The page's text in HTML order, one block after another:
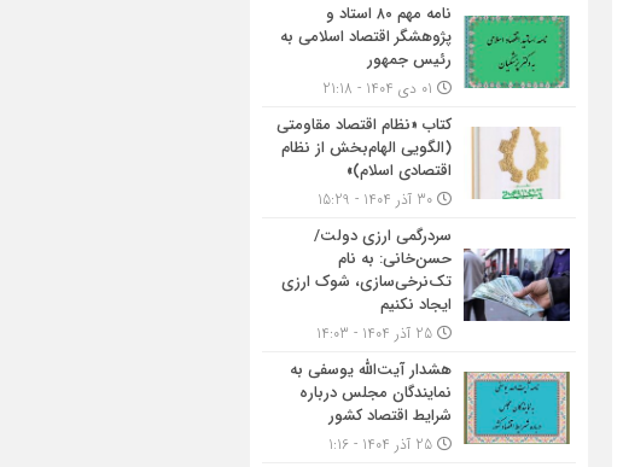
نامه مهم ۸۰ استاد و
پژوهشگر اقتصاد اسلامی به
رئیس جمهور
کتاب «نظام اقتصاد مقاومتی
(الگویی الهام‌بخش از نظام
اقتصادی اسلام)»
سردرگمی ارزی دولت/
حسن‌خانی: به نام
تک‌نرخی‌سازی، شوک ارزی
ایجاد نکنیم
هشدار آیت‌الله یوسفی به
نمایندگان مجلس درباره
شرایط اقتصاد کشور